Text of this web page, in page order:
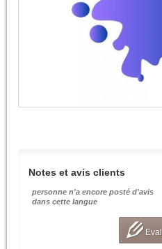
Notes et avis clients
personne n'a encore posté d'avis
dans cette langue